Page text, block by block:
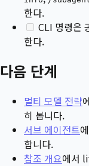
한다.
CLI 명령은
한다.
다음 단계
멀티 모델 전략
히 봅니다.
서브 에이전트
합니다.
참조 개요에서